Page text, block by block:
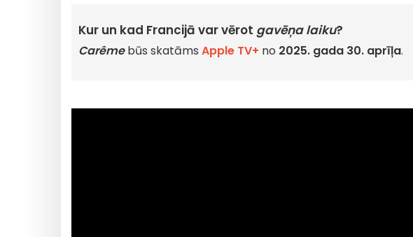
Kur un kad Francijā var vērot gavēņa laiku?
Carêmebūs skatāms Apple TV+ no 2025. gada 30. aprīļa.